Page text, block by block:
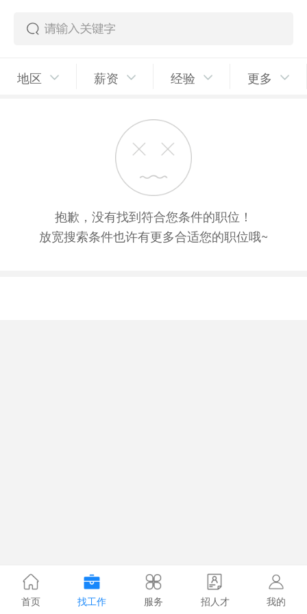
地区 薪资 经验 更多
抱歉，没有找到符合您条件的职位！
放宽搜索条件也许有更多合适您的职位哦~
首页 找工作 服务 招人才 我的